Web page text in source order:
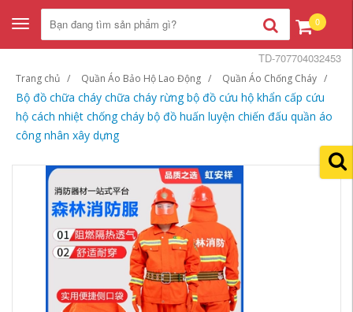
Toggle
navigation
0
Trang chủ Quần Áo Bảo Hộ Lao Động Quần Áo Chống Cháy
Bộ đồ chữa cháy chữa cháy rừng bộ đồ cứu hộ khẩn cấp cứu
hộ cách nhiệt chống cháy bộ đồ huấn luyện chiến đấu quần áo
công nhân xây dựng
TD-707704032453